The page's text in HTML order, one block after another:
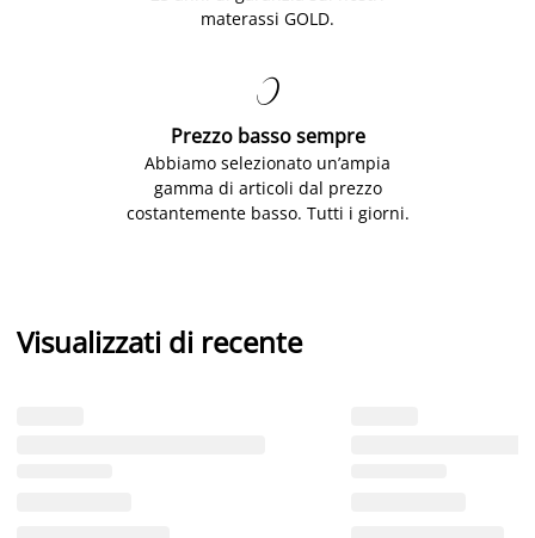
materassi GOLD.

Prezzo basso sempre
Abbiamo selezionato un’ampia
gamma di articoli dal prezzo
costantemente basso. Tutti i giorni.
Visualizzati di recente